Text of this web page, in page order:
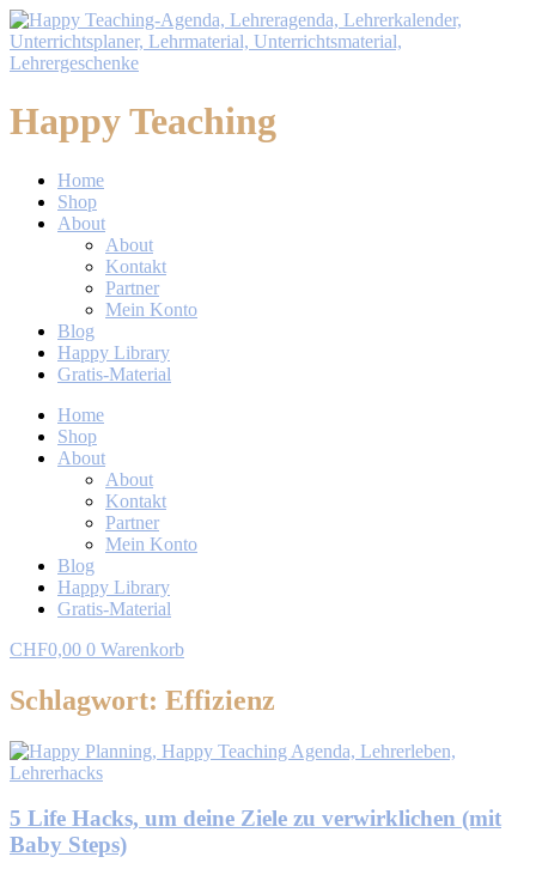
Happy Teaching
Home
Shop
About
About
Kontakt
Partner
Mein Konto
Blog
Happy Library
Gratis-Material
Home
Shop
About
About
Kontakt
Partner
Mein Konto
Blog
Happy Library
Gratis-Material
CHF0,00 0 Warenkorb
Schlagwort: Effizienz
5 Life Hacks, um deine Ziele zu verwirklichen (mit
Baby Steps)